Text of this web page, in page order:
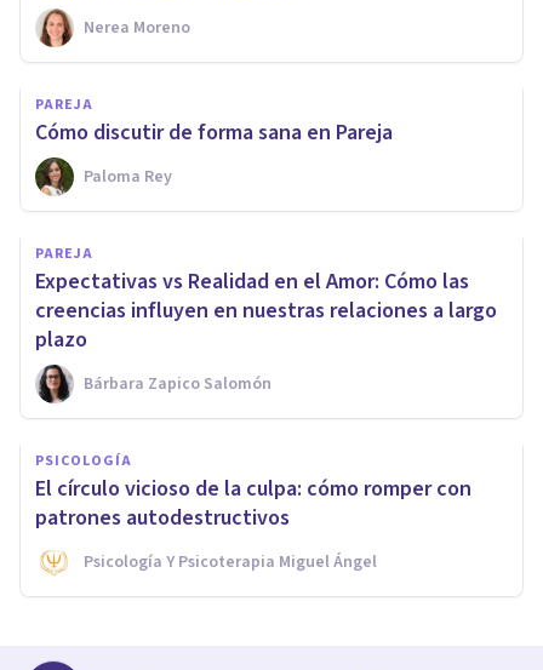
Nerea Moreno
PAREJA
Cómo discutir de forma sana en Pareja
Paloma Rey
PAREJA
Expectativas vs Realidad en el Amor: Cómo las
creencias influyen en nuestras relaciones a largo
plazo
Bárbara Zapico Salomón
PSICOLOGÍA
El círculo vicioso de la culpa: cómo romper con
patrones autodestructivos
Psicología Y Psicoterapia Miguel Ángel